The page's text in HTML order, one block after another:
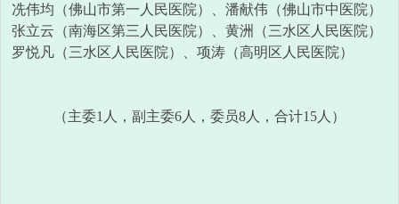
冼伟均（佛山市第一人民医院）、潘献伟（佛山市中医院）
张立云（南海区第三人民医院）、黄洲（三水区人民医院）
罗悦凡（三水区人民医院）、项涛（高明区人民医院）
（主委1人，副主委6人，委员8人，合计15人）